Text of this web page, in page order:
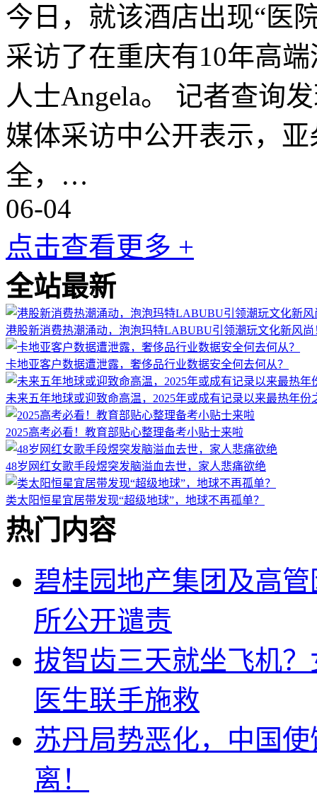
今日，就该酒店出现“医
采访了在重庆有10年高
人士Angela。 记者查询
媒体采访中公开表示，
全，…
06-04
点击查看更多 +
全站最新
港股新消费热潮涌动，泡泡玛特LABUBU引领潮玩文化新风尚
卡地亚客户数据遭泄露，奢侈品行业数据安全何去何从？
未来五年地球或迎致命高温，2025年或成有记录以来最热年份
2025高考必看！教育部贴心整理备考小贴士来啦
48岁网红女歌手段煜突发脑溢血去世，家人悲痛欲绝
类太阳恒星宜居带发现“超级地球”，地球不再孤单？
热门内容
碧桂园地产集团及高
所公开谴责
拔智齿三天就坐飞机
医生联手施救
苏丹局势恶化，中国
离！